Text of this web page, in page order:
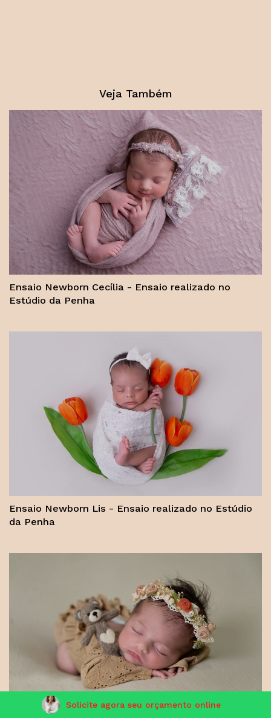
Veja Também
Ensaio Newborn Cecília - Ensaio realizado no
Estúdio da Penha
Ensaio Newborn Lis - Ensaio realizado no Estúdio
da Penha
Solicite agora seu orçamento online